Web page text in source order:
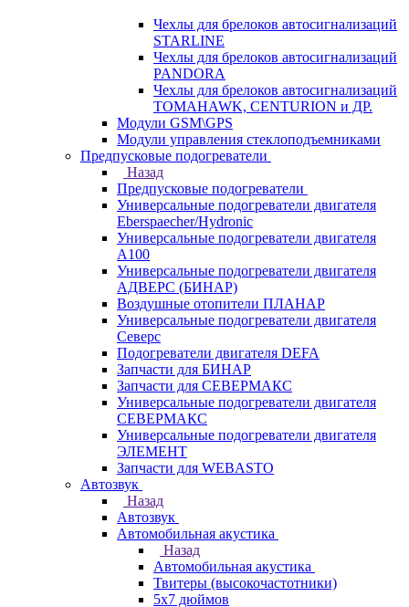
Чехлы для брелоков автосигнализаций
STARLINE
Чехлы для брелоков автосигнализаций
PANDORA
Чехлы для брелоков автосигнализаций
TOMAHAWK, CENTURION и ДР.
Модули GSM\GPS
Модули управления стеклоподъемниками
Предпусковые подогреватели
Назад
Предпусковые подогреватели
Универсальные подогреватели двигателя
Eberspaecher/Hydronic
Универсальные подогреватели двигателя
A100
Универсальные подогреватели двигателя
АДВЕРС (БИНАР)
Воздушные отопители ПЛАНАР
Универсальные подогреватели двигателя
Северс
Подогреватели двигателя DEFA
Запчасти для БИНАР
Запчасти для СЕВЕРМАКС
Универсальные подогреватели двигателя
СЕВЕРМАКС
Универсальные подогреватели двигателя
ЭЛЕМЕНТ
Запчасти для WEBASTO
Автозвук
Назад
Автозвук
Автомобильная акустика
Назад
Автомобильная акустика
Твитеры (высокочастотники)
5x7 дюймов